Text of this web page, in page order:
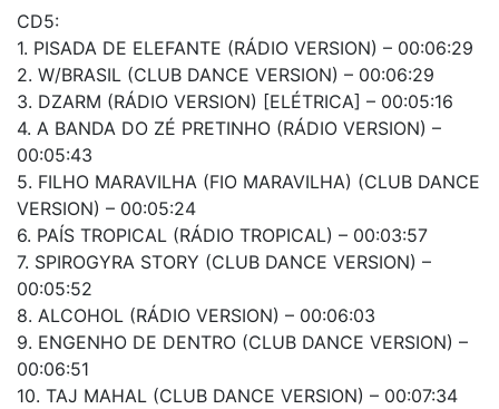
CD5:
1. PISADA DE ELEFANTE (RÁDIO VERSION) – 00:06:29
2. W/BRASIL (CLUB DANCE VERSION) – 00:06:29
3. DZARM (RÁDIO VERSION) [ELÉTRICA] – 00:05:16
4. A BANDA DO ZÉ PRETINHO (RÁDIO VERSION) –
00:05:43
5. FILHO MARAVILHA (FIO MARAVILHA) (CLUB DANCE
VERSION) – 00:05:24
6. PAÍS TROPICAL (RÁDIO TROPICAL) – 00:03:57
7. SPIROGYRA STORY (CLUB DANCE VERSION) –
00:05:52
8. ALCOHOL (RÁDIO VERSION) – 00:06:03
9. ENGENHO DE DENTRO (CLUB DANCE VERSION) –
00:06:51
10. TAJ MAHAL (CLUB DANCE VERSION) – 00:07:34